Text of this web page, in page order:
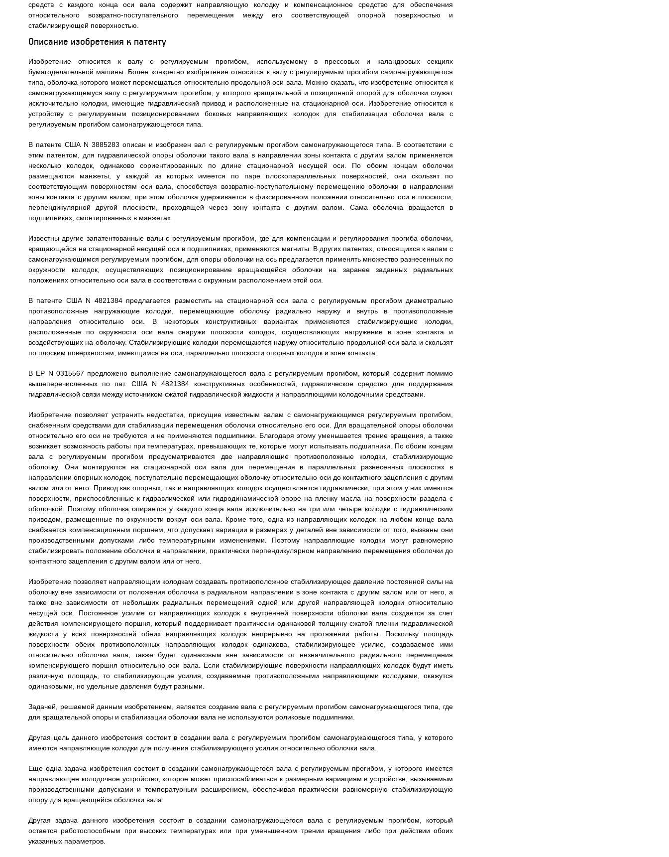
средств с каждого конца оси вала содержит направляющую колодку и компенсационное средство для обеспечения
относительного возвратно-поступательного перемещения между его соответствующей опорной поверхностью и
стабилизирующей поверхностью.
Описание изобретения к патенту
Изобретение относится к валу с регулируемым прогибом, используемому в прессовых и каландровых секциях
бумагоделательной машины. Более конкретно изобретение относится к валу с регулируемым прогибом самонагружающегося
типа, оболочка которого может перемещаться относительно продольной оси вала. Можно сказать, что изобретение относится к
самонагружающемуся валу с регулируемым прогибом, у которого вращательной и позиционной опорой для оболочки служат
исключительно колодки, имеющие гидравлический привод и расположенные на стационарной оси. Изобретение относится к
устройству с регулируемым позиционированием боковых направляющих колодок для стабилизации оболочки вала с
регулируемым прогибом самонагружающегося типа.
В патенте США N 3885283 описан и изображен вал с регулируемым прогибом самонагружающегося типа. В соответствии с
этим патентом, для гидравлической опоры оболочки такого вала в направлении зоны контакта с другим валом применяется
несколько колодок, одинаково сориентированных по длине стационарной несущей оси. По обоим концам оболочки
размещаются манжеты, у каждой из которых имеется по паре плоскопараллельных поверхностей, они скользят по
соответствующим поверхностям оси вала, способствуя возвратно-поступательному перемещению оболочки в направлении
зоны контакта с другим валом, при этом оболочка удерживается в фиксированном положении относительно оси в плоскости,
перпендикулярной другой плоскости, проходящей через зону контакта с другим валом. Сама оболочка вращается в
подшипниках, смонтированных в манжетах.
Известны другие запатентованные валы с регулируемым прогибом, где для компенсации и регулирования прогиба оболочки,
вращающейся на стационарной несущей оси в подшипниках, применяются магниты. В других патентах, относящихся к валам с
самонагружающимся регулируемым прогибом, для опоры оболочки на ось предлагается применять множество разнесенных по
окружности колодок, осуществляющих позиционирование вращающейся оболочки на заранее заданных радиальных
положениях относительно оси вала в соответствии с окружным расположением этой оси.
В патенте США N 4821384 предлагается разместить на стационарной оси вала с регулируемым прогибом диаметрально
противоположные нагружающие колодки, перемещающие оболочку радиально наружу и внутрь в противоположные
направления относительно оси. В некоторых конструктивных вариантах применяются стабилизирующие колодки,
расположенные по окружности оси вала снаружи плоскости колодок, осуществляющих нагружение в зоне контакта и
воздействующих на оболочку. Стабилизирующие колодки перемещаются наружу относительно продольной оси вала и скользят
по плоским поверхностям, имеющимся на оси, параллельно плоскости опорных колодок и зоне контакта.
В ЕР N 0315567 предложено выполнение самонагружающегося вала с регулируемым прогибом, который содержит помимо
вышеперечисленных по пат. США N 4821384 конструктивных особенностей, гидравлическое средство для поддержания
гидравлической связи между источником сжатой гидравлической жидкости и направляющими колодочными средствами.
Изобретение позволяет устранить недостатки, присущие известным валам с самонагружающимся регулируемым прогибом,
снабженным средствами для стабилизации перемещения оболочки относительно его оси. Для вращательной опоры оболочки
относительно его оси не требуются и не применяются подшипники. Благодаря этому уменьшается трение вращения, а также
возникает возможность работы при температурах, превышающих те, которые могут испытывать подшипники. По обоим концам
вала с регулируемым прогибом предусматриваются две направляющие противоположные колодки, стабилизирующие
оболочку. Они монтируются на стационарной оси вала для перемещения в параллельных разнесенных плоскостях в
направлении опорных колодок, поступательно перемещающих оболочку относительно оси до контактного зацепления с другим
валом или от него. Привод как опорных, так и направляющих колодок осуществляется гидравлически, при этом у них имеются
поверхности, приспособленные к гидравлической или гидродинамической опоре на пленку масла на поверхности раздела с
оболочкой. Поэтому оболочка опирается у каждого конца вала исключительно на три или четыре колодки с гидравлическим
приводом, размещенные по окружности вокруг оси вала. Кроме того, одна из направляющих колодок на любом конце вала
снабжается компенсационным поршнем, что допускает вариации в размерах у деталей вне зависимости от того, вызваны они
производственными допусками либо температурными изменениями. Поэтому направляющие колодки могут равномерно
стабилизировать положение оболочки в направлении, практически перпендикулярном направлению перемещения оболочки до
контактного зацепления с другим валом или от него.
Изобретение позволяет направляющим колодкам создавать противоположное стабилизирующее давление постоянной силы на
оболочку вне зависимости от положения оболочки в радиальном направлении в зоне контакта с другим валом или от него, а
также вне зависимости от небольших радиальных перемещений одной или другой направляющей колодки относительно
несущей оси. Постоянное усилие от направляющих колодок к внутренней поверхности оболочки вала создается за счет
действия компенсирующего поршня, который поддерживает практически одинаковой толщину сжатой пленки гидравлической
жидкости у всех поверхностей обеих направляющих колодок непрерывно на протяжении работы. Поскольку площадь
поверхности обеих противоположных направляющих колодок одинакова, стабилизирующее усилие, создаваемое ими
относительно оболочки вала, также будет одинаковым вне зависимости от незначительного радиального перемещения
компенсирующего поршня относительно оси вала. Если стабилизирующие поверхности направляющих колодок будут иметь
различную площадь, то стабилизирующие усилия, создаваемые противоположными направляющими колодками, окажутся
одинаковыми, но удельные давления будут разными.
Задачей, решаемой данным изобретением, является создание вала с регулируемым прогибом самонагружающегося типа, где
для вращательной опоры и стабилизации оболочки вала не используются роликовые подшипники.
Другая цель данного изобретения состоит в создании вала с регулируемым прогибом самонагружающегося типа, у которого
имеются направляющие колодки для получения стабилизирующего усилия относительно оболочки вала.
Еще одна задача изобретения состоит в создании самонагружающегося вала с регулируемым прогибом, у которого имеется
направляющее колодочное устройство, которое может приспосабливаться к размерным вариациям в устройстве, вызываемым
производственными допусками и температурным расширением, обеспечивая практически равномерную стабилизирующую
опору для вращающейся оболочки вала.
Другая задача данного изобретения состоит в создании самонагружающегося вала с регулируемым прогибом, который
остается работоспособным при высоких температурах или при уменьшенном трении вращения либо при действии обоих
указанных параметров.